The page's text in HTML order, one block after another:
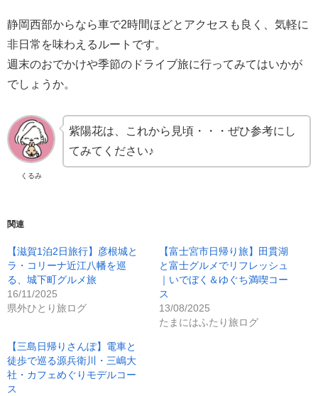
静岡西部からなら車で2時間ほどとアクセスも良く、気軽に
非日常を味わえるルートです。
週末のおでかけや季節のドライブ旅に行ってみてはいかが
でしょうか。
くるみ
紫陽花は、これから見頃・・・ぜひ参考にし
てみてください♪
関連
【滋賀1泊2日旅行】彦根城と
ラ・コリーナ近江八幡を巡
る、城下町グルメ旅
16/11/2025
県外ひとり旅ログ
【富士宮市日帰り旅】田貫湖
と富士グルメでリフレッシュ
｜いでぼく＆ゆぐち満喫コー
ス
13/08/2025
たまにはふたり旅ログ
【三島日帰りさんぽ】電車と
徒歩で巡る源兵衛川・三嶋大
社・カフェめぐりモデルコー
ス